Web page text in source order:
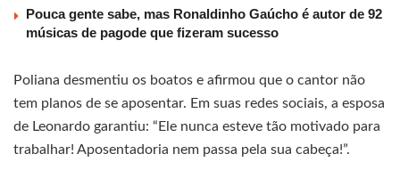
Pouca gente sabe, mas Ronaldinho Gaúcho é autor de 92
músicas de pagode que fizeram sucesso
Poliana desmentiu os boatos e afirmou que o cantor não
tem planos de se aposentar. Em suas redes sociais, a esposa
de Leonardo garantiu: “Ele nunca esteve tão motivado para
trabalhar! Aposentadoria nem passa pela sua cabeça!”.